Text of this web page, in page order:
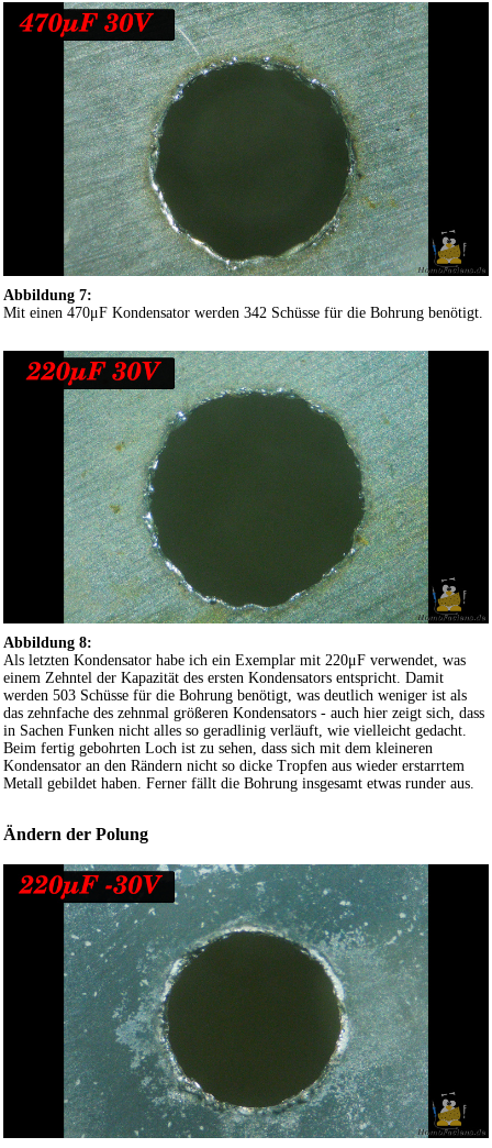
Abbildung 7:
Mit einen 470μF Kondensator werden 342 Schüsse für die Bohrung benötigt.
Abbildung 8:
Als letzten Kondensator habe ich ein Exemplar mit 220μF verwendet, was
einem Zehntel der Kapazität des ersten Kondensators entspricht. Damit
werden 503 Schüsse für die Bohrung benötigt, was deutlich weniger ist als
das zehnfache des zehnmal größeren Kondensators - auch hier zeigt sich, dass
in Sachen Funken nicht alles so geradlinig verläuft, wie vielleicht gedacht.
Beim fertig gebohrten Loch ist zu sehen, dass sich mit dem kleineren
Kondensator an den Rändern nicht so dicke Tropfen aus wieder erstarrtem
Metall gebildet haben. Ferner fällt die Bohrung insgesamt etwas runder aus.
Ändern der Polung